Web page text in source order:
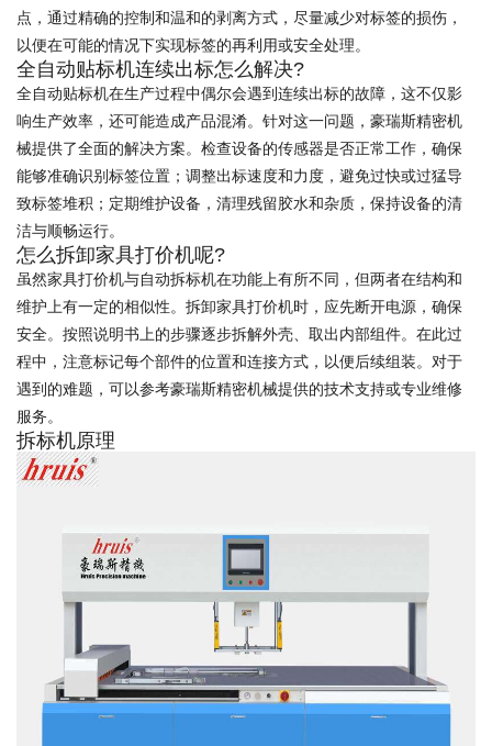
点，通过精确的控制和温和的剥离方式，尽量减少对标签的损伤，
以便在可能的情况下实现标签的再利用或安全处理。
全自动贴标机连续出标怎么解决?
全自动贴标机在生产过程中偶尔会遇到连续出标的故障，这不仅影
响生产效率，还可能造成产品混淆。针对这一问题，豪瑞斯精密机
械提供了全面的解决方案。检查设备的传感器是否正常工作，确保
能够准确识别标签位置；调整出标速度和力度，避免过快或过猛导
致标签堆积；定期维护设备，清理残留胶水和杂质，保持设备的清
洁与顺畅运行。
怎么拆卸家具打价机呢?
虽然家具打价机与自动拆标机在功能上有所不同，但两者在结构和
维护上有一定的相似性。拆卸家具打价机时，应先断开电源，确保
安全。按照说明书上的步骤逐步拆解外壳、取出内部组件。在此过
程中，注意标记每个部件的位置和连接方式，以便后续组装。对于
遇到的难题，可以参考豪瑞斯精密机械提供的技术支持或专业维修
服务。
拆标机原理